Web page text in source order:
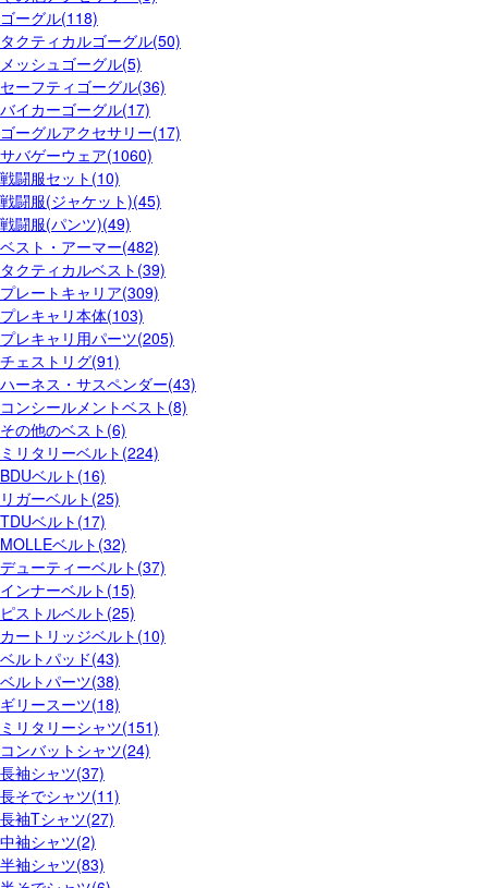
ゴーグル(118)
タクティカルゴーグル(50)
メッシュゴーグル(5)
セーフティゴーグル(36)
バイカーゴーグル(17)
ゴーグルアクセサリー(17)
サバゲーウェア(1060)
戦闘服セット(10)
戦闘服(ジャケット)(45)
戦闘服(パンツ)(49)
ベスト・アーマー(482)
タクティカルベスト(39)
プレートキャリア(309)
プレキャリ本体(103)
プレキャリ用パーツ(205)
チェストリグ(91)
ハーネス・サスペンダー(43)
コンシールメントベスト(8)
その他のベスト(6)
ミリタリーベルト(224)
BDUベルト(16)
リガーベルト(25)
TDUベルト(17)
MOLLEベルト(32)
デューティーベルト(37)
インナーベルト(15)
ピストルベルト(25)
カートリッジベルト(10)
ベルトパッド(43)
ベルトパーツ(38)
ギリースーツ(18)
ミリタリーシャツ(151)
コンバットシャツ(24)
長袖シャツ(37)
長そでシャツ(11)
長袖Tシャツ(27)
中袖シャツ(2)
半袖シャツ(83)